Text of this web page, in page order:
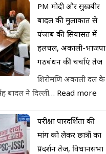
PM मोदी और सुखबीर
बादल की मुलाकात से
पंजाब की सियासत में
हलचल, अकाली-भाजपा
गठबंधन की चर्चाएं तेज
शिरोमणि अकाली दल के
बादल ने दिल्ली… Read more
परीक्षा पारदर्शिता की
मांग को लेकर छात्रों का
प्रदर्शन तेज, विधानसभा